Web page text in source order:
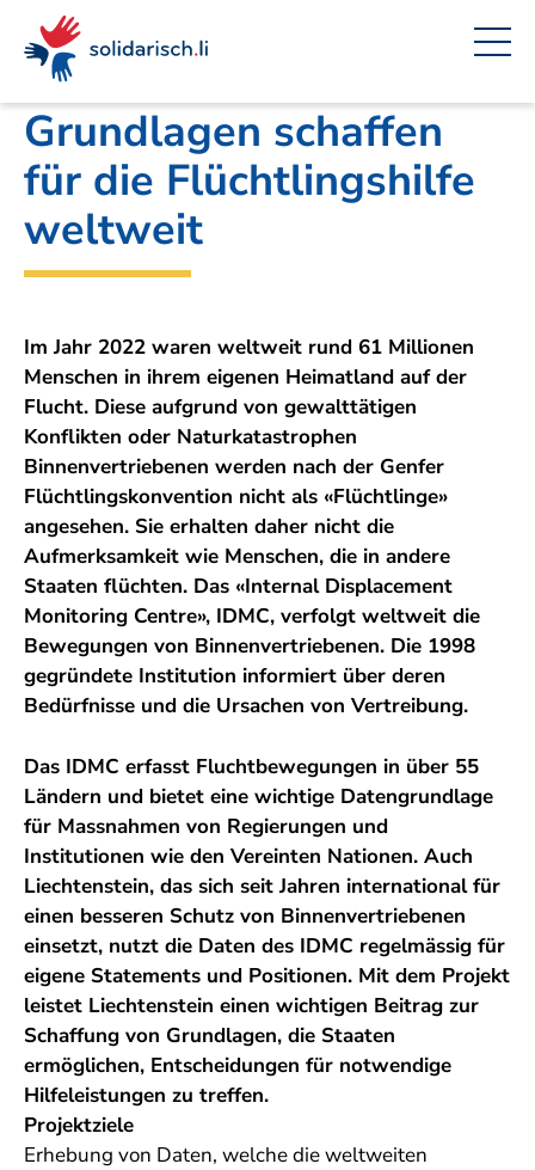
Navigieren
in
solidarisch.li
Schnellnavigation
Seitenkontext
Inhalt
Projekt
von
Amt für Auswärtige Angelegenheiten
Grundlagen schaffen
für die Flüchtlingshilfe
weltweit
Im Jahr 2022 waren weltweit rund 61 Millionen
Menschen in ihrem eigenen Heimatland auf der
Flucht. Diese aufgrund von gewalttätigen
Konflikten oder Naturkatastrophen
Binnenvertriebenen werden nach der Genfer
Flüchtlingskonvention nicht als «Flüchtlinge»
angesehen. Sie erhalten daher nicht die
Aufmerksamkeit wie Menschen, die in andere
Staaten flüchten. Das «Internal Displacement
Monitoring Centre», IDMC, verfolgt weltweit die
Bewegungen von Binnenvertriebenen. Die 1998
gegründete Institution informiert über deren
Bedürfnisse und die Ursachen von Vertreibung.
Das IDMC erfasst Fluchtbewegungen in über 55
Ländern und bietet eine wichtige Datengrundlage
für Massnahmen von Regierungen und
Institutionen wie den Vereinten Nationen. Auch
Liechtenstein, das sich seit Jahren international für
einen besseren Schutz von Binnenvertriebenen
einsetzt, nutzt die Daten des IDMC regelmässig für
eigene Statements und Positionen. Mit dem Projekt
leistet Liechtenstein einen wichtigen Beitrag zur
Schaffung von Grundlagen, die Staaten
ermöglichen, Entscheidungen für notwendige
Hilfeleistungen zu treffen.
Projektziele
Erhebung von Daten, welche die weltweiten